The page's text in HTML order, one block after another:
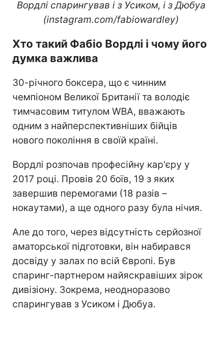
Вордлі спарингував і з Усиком, і з Дюбуа
(instagram.com/fabiowardley)
Хто такий Фабіо Вордлі і чому його
думка важлива
30-річного боксера, що є чинним
чемпіоном Великої Британії та володіє
тимчасовим титулом WBA, вважають
одним з найперспективніших бійців
нового покоління в своїй країні.
Вордлі розпочав професійну кар'єру у
2017 році. Провів 20 боїв, 19 з яких
завершив перемогами (18 разів –
нокаутами), а ще одного разу була нічия.
Але до того, через відсутність серйозної
аматорської підготовки, він набирався
досвіду у залах по всій Європі. Був
спаринг-партнером найяскравіших зірок
дивізіону. Зокрема, неодноразово
спарингував з Усиком і Дюбуа.